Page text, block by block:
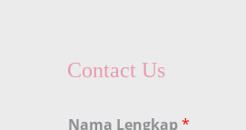
Contact Us
Nama Lengkap*